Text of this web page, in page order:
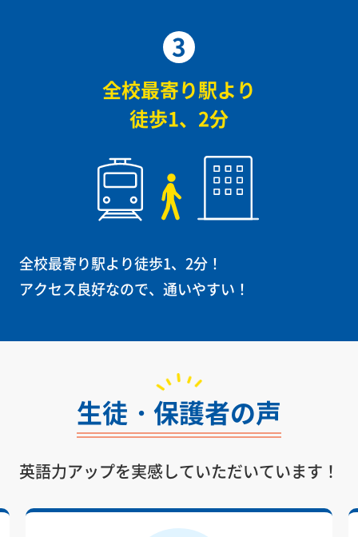
3
全校最寄り駅より
徒歩1、2分
全校最寄り駅より徒歩1、2分！
アクセス良好なので、通いやすい！
生徒・保護者の声
英語力アップを実感していただいています！